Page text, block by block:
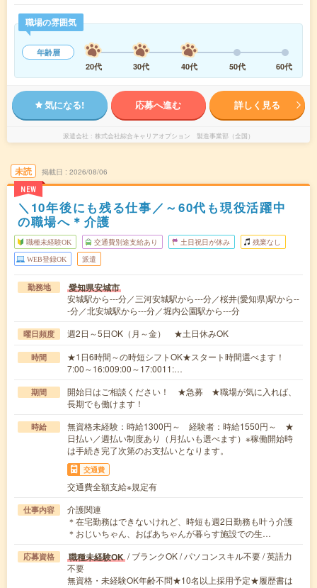
職場の雰囲気
年齢層
20代
30代 40代 50代 60代
気になる! 応募へ進む 詳しく見る
派遣会社 株式会社綜合キャリアオプション 製造事業部（全国）
未読
NEW
掲載日 2026/08/06
＼10年後にも残る仕事／～60代も現役活躍中
の職場へ＊介護
職種未経験OK 交通費別途支給あり 土日祝日が休み 残業なし
WEB登録OK 派遣
勤務地 愛知県安城市
安城駅から---分／三河安城駅から---分／桜井(愛知県)駅から--
-分／北安城駅から---分／堀内公園駅から---分
曜日頻度 週2日～5日OK（月～金） ★土日休みOK
時間
★1日6時間～の時短シフトOK★スタート時間選べます！
7:00～16:009:00～17:0011:…
期間
開始日はご相談ください！ ★急募 ★職場が気に入れば、
長期でも働けます！
時給
無資格未経験：時給1300円～ 経験者：時給1550円～ ★
日払い／週払い制度あり（月払いも選べます）※稼働開始時
は手続き完了次第のお支払いとなります。
交通費
交通費全額支給※規定有
仕事内容
介護関連
＊在宅勤務はできないけれど、時短も週2日勤務も叶う介護
＊おじいちゃん、おばあちゃんが暮らす施設での生…
応募資格 職種未経験OK / ブランクOK / パソコンスキル不要 / 英語力
不要
無資格・未経験OK年齢不問★10名以上採用予定★履歴書は